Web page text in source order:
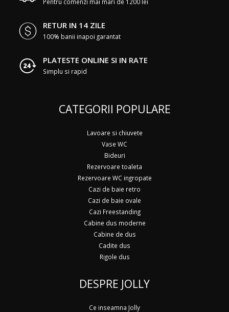
RETUR IN 14 ZILE
100% banii inapoi garantat
PLATESTE ONLINE SI IN RATE
Simplu si rapid
CATEGORII POPULARE
Lavoare si chiuvete
Vase WC
Bideuri
Rezervoare toaleta
Rezervoare WC ingropate
Cazi de baie retro
Cazi de baie ovale
Cazi Freestanding
Cabine dus moderne
Cabine de dus
Cadite dus
Rigole dus
DESPRE JOLLY
Ce inseamna Jolly